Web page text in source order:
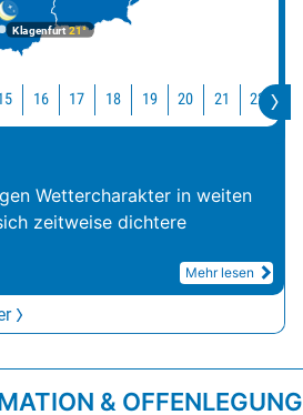
Klagenfurt21°
16 17 18 19 20 21 22
Wettercharakter in weiten
zeitweise dichtere
Mehr lesen
& OFFENLEGUNG